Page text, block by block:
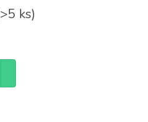
>5 ks)